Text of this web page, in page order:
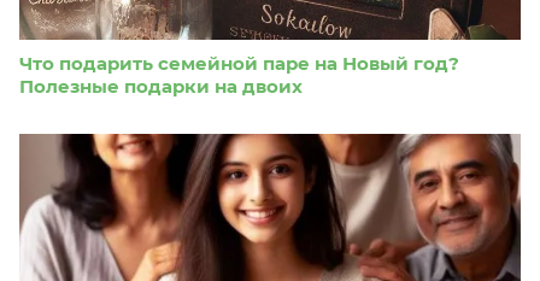
Что подарить семейной паре на Новый год?
Полезные подарки на двоих